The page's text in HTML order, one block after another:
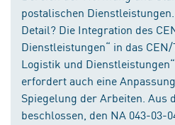
postalischen
Detail? Die Integration des
Dienstleistungen“ in das
Logistik und
erfordert auch eine
Spiegelung der Arbeiten. Aus
beschlossen, den NA 043-03-